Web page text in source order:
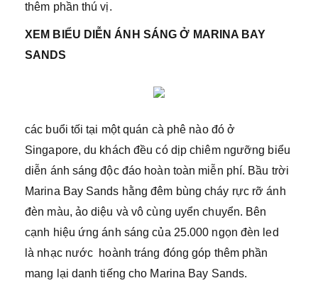
thêm phần thú vị.
XEM BIỂU DIỄN ÁNH SÁNG Ở MARINA BAY
SANDS
các buổi tối tại một quán cà phê nào đó ở
Singapore, du khách đều có dịp chiêm ngưỡng biểu
diễn ánh sáng độc đáo hoàn toàn miễn phí. Bầu trời
Marina Bay Sands hằng đêm bùng cháy rực rỡ ánh
đèn màu, ảo diệu và vô cùng uyển chuyển. Bên
cạnh hiệu ứng ánh sáng của 25.000 ngọn đèn led
là nhạc nước hoành tráng đóng góp thêm phần
mang lại danh tiếng cho Marina Bay Sands.